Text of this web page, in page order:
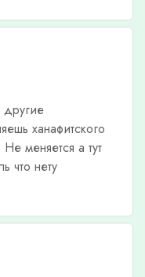
ханафитского
меняется а тут
что нету